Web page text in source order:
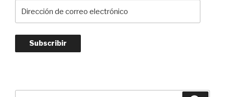
de
electrónico
Subscribir